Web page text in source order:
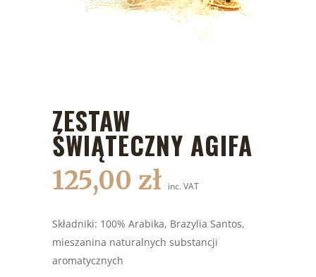
ZESTAW
ŚWIĄTECZNY AGIFA
125,00 zł inc. VAT
Składniki: 100% Arabika, Brazylia Santos,
mieszanina naturalnych substancji
aromatycznych